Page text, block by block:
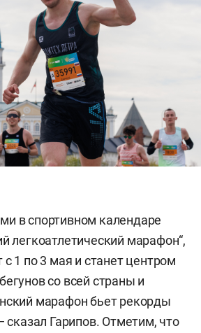
в спортивном календаре
легкоатлетический марафон“,
1 по 3 мая и станет центром
со всей страны и
марафон бьет рекорды
сказал Гарипов. Отметим, что